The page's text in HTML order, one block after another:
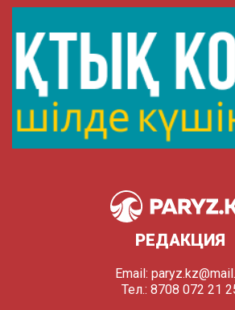
РЕДАКЦИЯ
Email:
Тел.: 8708 072 21